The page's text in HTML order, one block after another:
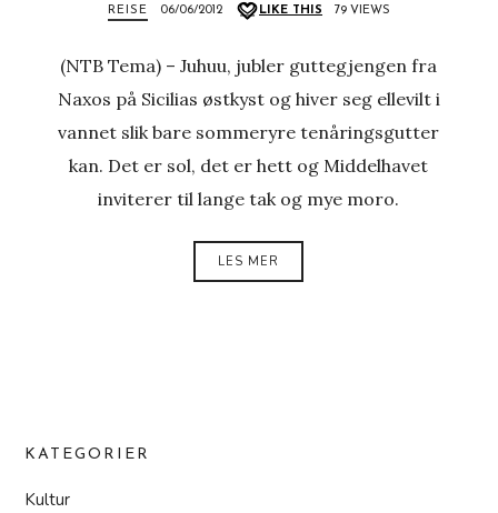
REISE 06/06/2012 LIKE THIS 79 VIEWS
(NTB Tema) – Juhuu, jubler guttegjengen fra
Naxos på Sicilias østkyst og hiver seg ellevilt i
vannet slik bare sommeryre tenåringsgutter
kan. Det er sol, det er hett og Middelhavet
inviterer til lange tak og mye moro.
LES MER
KATEGORIER
Kultur